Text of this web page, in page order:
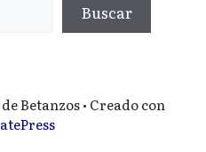
Buscar
Betanzos• Creado con